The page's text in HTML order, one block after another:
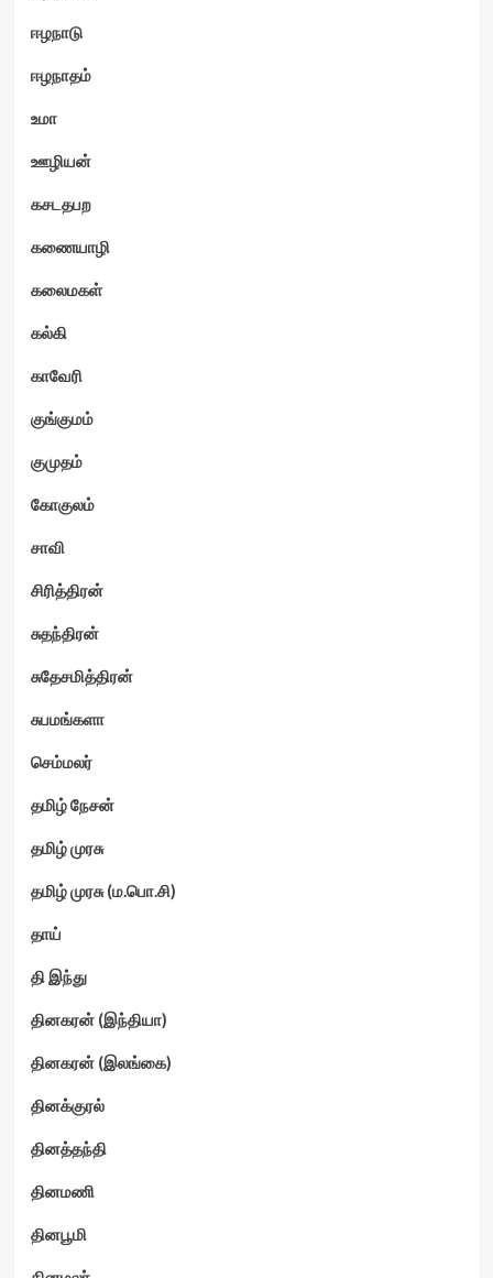
ஈழநாடு
ஈழநாதம்
உமா
ஊழியன்
கசடதபற
கணையாழி
கலைமகள்
கல்கி
காவேரி
குங்குமம்
குமுதம்
கோகுலம்
சாவி
சிரித்திரன்
சுதந்திரன்
சுதேசமித்திரன்
சுபமங்களா
செம்மலர்
தமிழ் நேசன்
தமிழ் முரசு
தமிழ் முரசு (ம.பொ.சி)
தாய்
தி இந்து
தினகரன் (இந்தியா)
தினகரன் (இலங்கை)
தினக்குரல்
தினத்தந்தி
தினமணி
தினபூமி